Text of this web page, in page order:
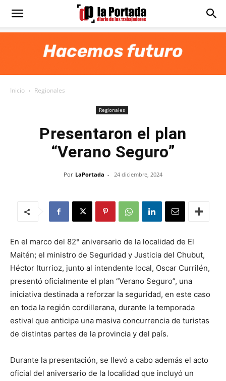
Diario
Inicio Regionales
Regionales
Presentaron el plan
“Verano Seguro”
Por LaPortada - 24 diciembre, 2024
En el marco del 82° aniversario de la localidad de El
Maitén; el ministro de Seguridad y Justicia del Chubut,
Héctor Iturrioz, junto al intendente local, Oscar Currilén,
presentó oficialmente el plan “Verano Seguro”, una
iniciativa destinada a reforzar la seguridad, en este caso
en toda la región cordillerana, durante la temporada
estival que anticipa una masiva concurrencia de turistas
de distintas partes de la provincia y del país.
Durante la presentación, se llevó a cabo además el acto
oficial del aniversario de la localidad que incluyó un